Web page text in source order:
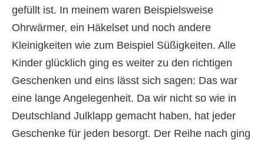
gefüllt ist. In meinem waren Beispielsweise
Ohrwärmer, ein Häkelset und noch andere
Kleinigkeiten wie zum Beispiel Süßigkeiten. Alle
Kinder glücklich ging es weiter zu den richtigen
Geschenken und eins lässt sich sagen: Das war
eine lange Angelegenheit. Da wir nicht so wie in
Deutschland Julklapp gemacht haben, hat jeder
Geschenke für jeden besorgt. Der Reihe nach ging